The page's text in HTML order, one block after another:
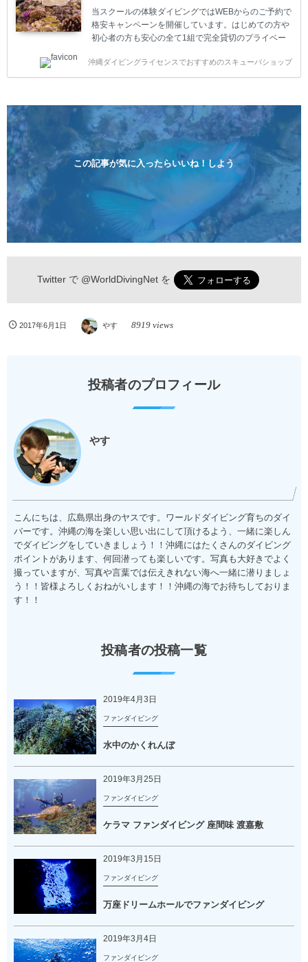
込)【 2ビーチ 】 ウエイト / タンク / 送迎...
当スクールの体験ダイビングではWEBからのご予約で
格安キャンペーンを開催しています。はじめての方や
初心者の方も安心の全て1組で完全貸切のプライベー
1人様から気軽にご参加ください。 全てのコースで高
画質の記念撮影&水中撮影付きです。初心者の方やダ
す。 沖縄本島周辺ビーチ・体験ダイビング 格安キャ
ンペーン！！￥16800 ￥11800(税込) 器材 / 送迎 / 保
険 / 全て込み ダイビングがはじめての方や初心者でも
気軽に体験できる半日のコース。沖縄本島のビーチか
らのんびりダイビングを楽しめます...
沖縄ダイビングライセンスでおすすめのスキューバショップ
この記事が気に入ったらいいね！しよう
Twitter で @WorldDivingNetを
2017年6月1日 やす 8919 views
投稿者のプロフィール
やす
こんにちは、広島県出身のヤスです。ワールドダイビング育ちのダイ
バーです。沖縄の海を楽しい思い出にして頂けるよう、一緒に楽しん
でダイビングをしていきましょう！！沖縄にはたくさんのダイビング
ポイントがあります、何回潜っても楽しいです。写真も大好きでよく
撮っていますが、写真や言葉では伝えきれない海へ一緒に潜りましょ
う！！皆様よろしくおねがいします！！沖縄の海でお待ちしておりま
す！！
投稿者の投稿一覧
2019年4月3日
ファンダイビング
水中のかくれんぼ
2019年3月25日
ファンダイビング
ケラマ ファンダイビング 座間味 渡嘉敷
2019年3月15日
ファンダイビング
万座ドリームホールでファンダイビング
2019年3月4日
ファンダイビング